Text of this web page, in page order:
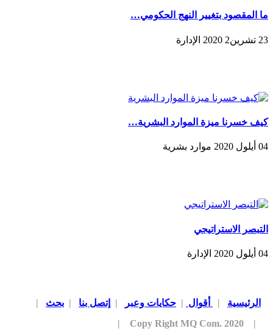
ما المقصود بتغيير النهج الحكومي…
23 تشرين2 2020 الإدارة
كيف خسرنا ميزة الموارد البشرية…
04 أيلول 2020 موارد بشرية
التبصر الاستراتيجي
04 أيلول 2020 الإدارة
الرئيسية | أقوال | حكايات وعبر | إتصل بنا | بحث |
| Copy Right MQ Com. 2020 |